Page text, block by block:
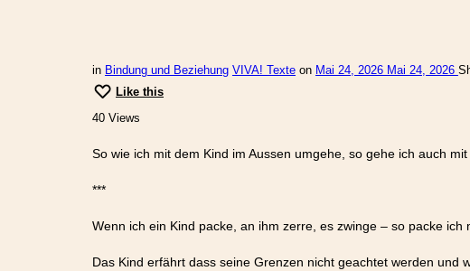
in Bindung und Beziehung VIVA! Texte on Mai 24, 2026 Mai 24, 2026
Like this
40 Views
So wie ich mit dem Kind im Aussen umgehe, so gehe ich auch
***
Wenn ich ein Kind packe, an ihm zerre, es zwinge – so packe
Das Kind erfährt dass seine Grenzen nicht geachtet werden